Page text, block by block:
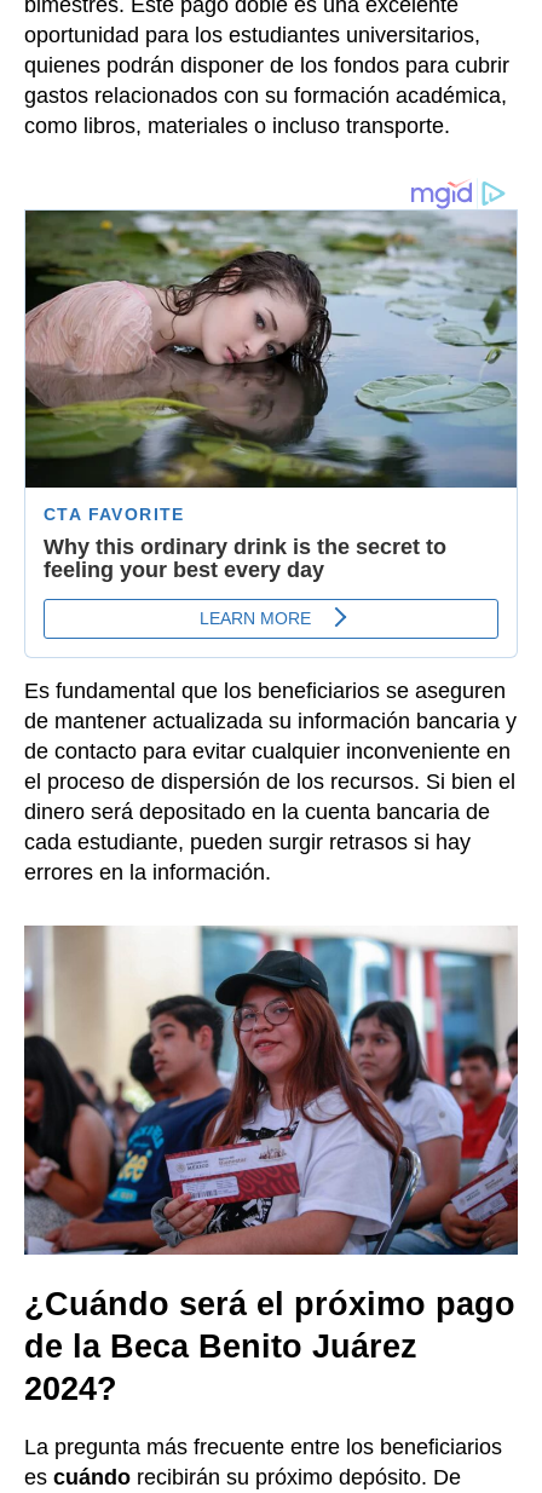
bimestres. Este pago doble es una excelente
oportunidad para los estudiantes universitarios,
quienes podrán disponer de los fondos para cubrir
gastos relacionados con su formación académica,
como libros, materiales o incluso transporte.
Es fundamental que los beneficiarios se aseguren
de mantener actualizada su información bancaria y
de contacto para evitar cualquier inconveniente en
el proceso de dispersión de los recursos. Si bien el
dinero será depositado en la cuenta bancaria de
cada estudiante, pueden surgir retrasos si hay
errores en la información.
¿Cuándo será el próximo pago
de la Beca Benito Juárez
2024?
La pregunta más frecuente entre los beneficiarios
es cuándo recibirán su próximo depósito. De